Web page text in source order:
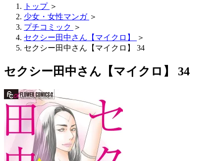
トップ ＞
少女・女性マンガ ＞
プチコミック ＞
セクシー田中さん【マイクロ】
＞
セクシー田中さん【マイクロ】 34
セクシー田中さん【マイクロ】 34